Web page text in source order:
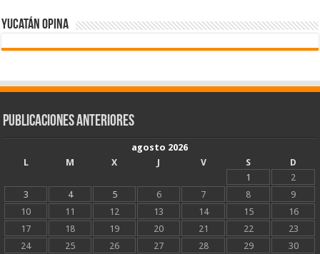
Yucatán Opina
Publicaciones Anteriores
agosto 2026
L
M X J V S
D
1
2
3
4 5 6 7 8
9
10
11 12 13 14 15
16
17
18 19 20 21 22
23
24
25 26 27 28 29
30